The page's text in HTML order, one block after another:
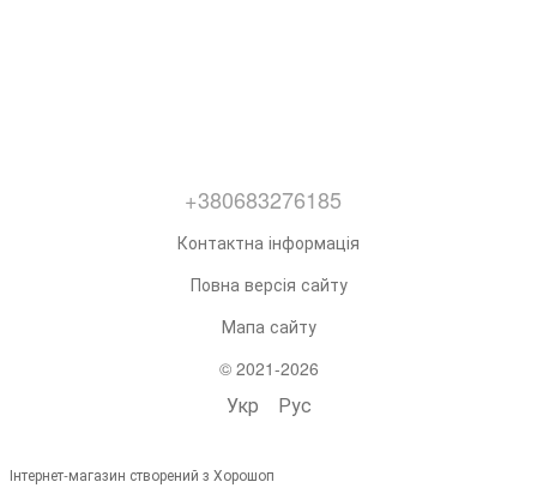
+380683276185
Контактна інформація
Повна версія сайту
Мапа сайту
© 2021-2026
Укр Рус
Інтернет-магазин створений з Хорошоп